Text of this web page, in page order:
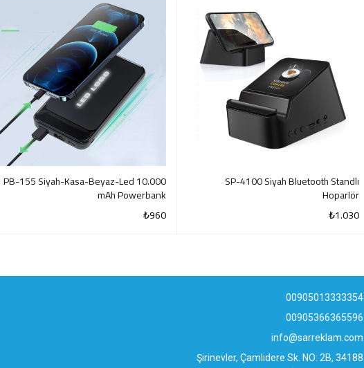
SP-4100 Siyah Bluetooth Standlı
Hoparlör
₺1.030
PB-155 Siyah-Kasa-Beyaz-Led 10.000
mAh Powerbank
₺960
00905013333354
00905366365596
info@sarreklam.com
Şirinevler, Çamlıdere Sk. NO: 2B, 34188